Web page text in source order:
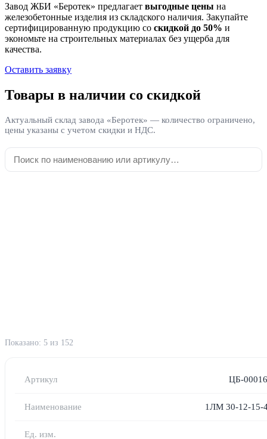
Завод ЖБИ «Беротек» предлагает выгодные цены на
железобетонные изделия из складского наличия. Закупайте
сертифицированную продукцию со скидкой до 50% и
экономьте на строительных материалах без ущерба для
качества.
Оставить заявку
Товары в наличии со скидкой
Актуальный склад завода «Беротек» — количество ограничено,
цены указаны с учетом скидки и НДС.
Показано: 5 из 152
ЦБ-
1ЛМ 30-12-15-